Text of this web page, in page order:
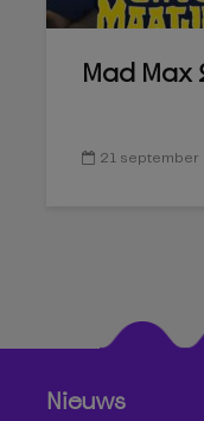
Mad
21 september
Nieuws